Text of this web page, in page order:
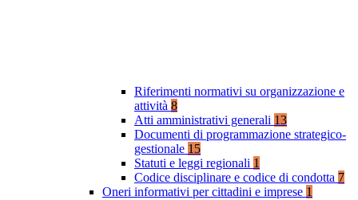
Riferimenti normativi su organizzazione e
attività 8
Atti amministrativi generali 13
Documenti di programmazione strategico-
gestionale 15
Statuti e leggi regionali 1
Codice disciplinare e codice di condotta 7
Oneri informativi per cittadini e imprese 1